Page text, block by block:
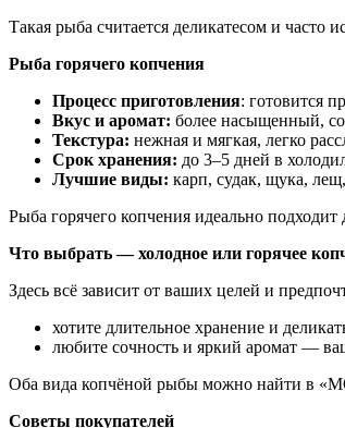
Такая рыба считается деликатесом и часто
Рыба горячего копчения
Процесс приготовления: готовится
Вкус и аромат: более насыщенный,
Текстура: нежная и мягкая, легко
Срок хранения: до 3–5 дней в
Лучшие виды: карп, судак, щука,
Рыба горячего копчения идеально
Что выбрать — холодное или горячее
Здесь всё зависит от ваших целей и
хотите длительное хранение и
любите сочность и яркий аромат —
Оба вида копчёной рыбы можно найти в
Советы покупателей